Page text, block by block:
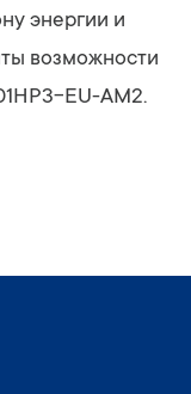
энергии и
возможности
EU-AM2.